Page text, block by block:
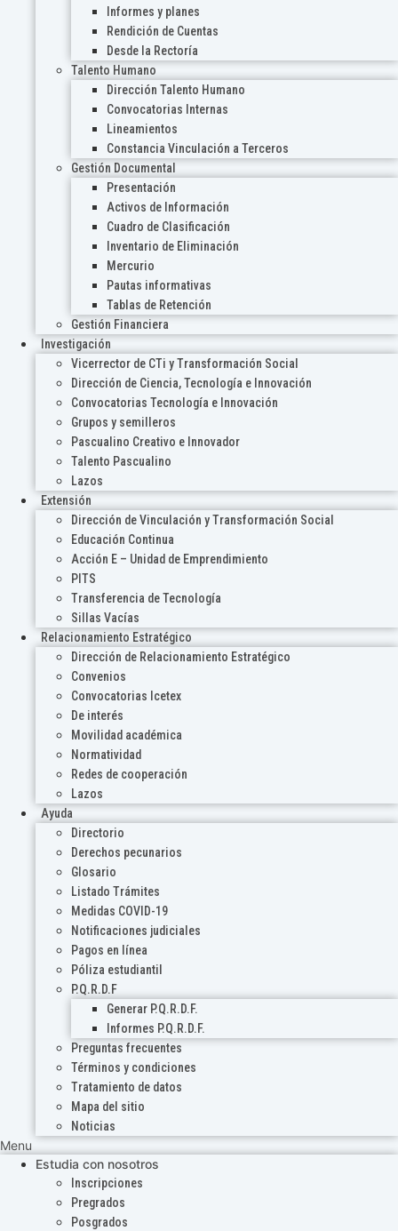
Informes y planes
Rendición de Cuentas
Desde la Rectoría
Talento Humano
Dirección Talento Humano
Convocatorias Internas
Lineamientos
Constancia Vinculación a Terceros
Gestión Documental
Presentación
Activos de Información
Cuadro de Clasificación
Inventario de Eliminación
Mercurio
Pautas informativas
Tablas de Retención
Gestión Financiera
Investigación
Vicerrector de CTi y Transformación Social
Dirección de Ciencia, Tecnología e Innovación
Convocatorias Tecnología e Innovación
Grupos y semilleros
Pascualino Creativo e Innovador
Talento Pascualino
Lazos
Extensión
Dirección de Vinculación y Transformación Social
Educación Continua
Acción E – Unidad de Emprendimiento
PITS
Transferencia de Tecnología
Sillas Vacías
Relacionamiento Estratégico
Dirección de Relacionamiento Estratégico
Convenios
Convocatorias Icetex
De interés
Movilidad académica
Normatividad
Redes de cooperación
Lazos
Ayuda
Directorio
Derechos pecunarios
Glosario
Listado Trámites
Medidas COVID-19
Notificaciones judiciales
Pagos en línea
Póliza estudiantil
P.Q.R.D.F
Generar P.Q.R.D.F.
Informes P.Q.R.D.F.
Preguntas frecuentes
Términos y condiciones
Tratamiento de datos
Mapa del sitio
Noticias
Menu
Estudia con nosotros
Inscripciones
Pregrados
Posgrados